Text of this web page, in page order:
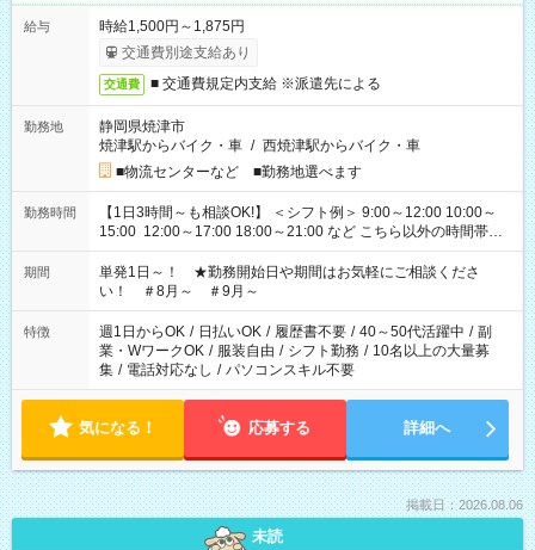
給与
時給1,500円～1,875円
交通費別途支給あり
交通費 ■ 交通費規定内支給 ※派遣先による
勤務地
静岡県焼津市
焼津駅からバイク・車 / 西焼津駅からバイク・車
■物流センターなど ■勤務地選べます
勤務時間
【1日3時間～も相談OK!】 ＜シフト例＞ 9:00～12:00 10:00～
15:00 12:00～17:00 18:00～21:00 など こちら以外の時間帯も
お気軽にご相談ください！
期間
単発1日～！ ★勤務開始日や期間はお気軽にご相談くださ
い！ ＃8月～ ＃9月～
特徴 週1日からOK / 日払いOK / 履歴書不要 / 40～50代活躍中 / 副
業・WワークOK / 服装自由 / シフト勤務 / 10名以上の大量募
集 / 電話対応なし / パソコンスキル不要
気になる！ 応募する 詳細へ
掲載日：2026.08.06
未読